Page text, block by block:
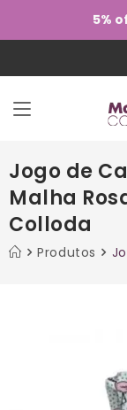
5%
Jogo de
Malha
Colloda
Produtos